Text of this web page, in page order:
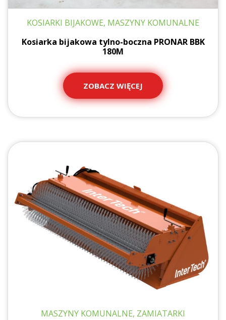
KOSIARKI BIJAKOWE, MASZYNY KOMUNALNE
Kosiarka bijakowa tylno-boczna PRONAR BBK
180M
ZOBACZ WIĘCEJ
MASZYNY KOMUNALNE, ZAMIATARKI